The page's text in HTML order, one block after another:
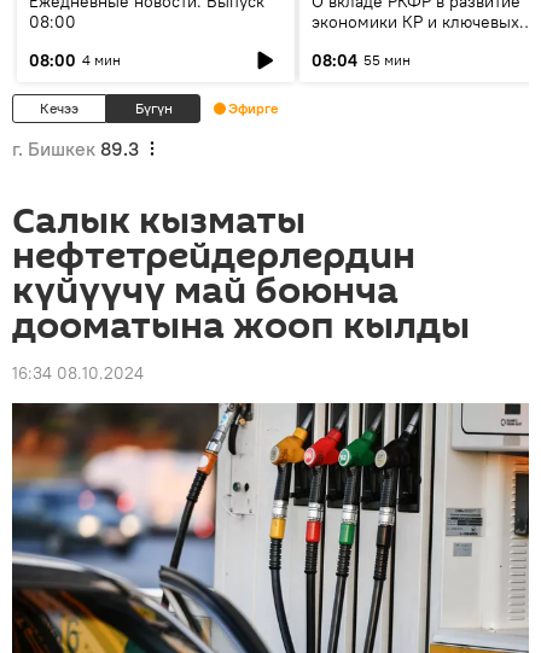
08:00
08:00 4 мин
экономики КР и ключевых
08:04 55 мин
Кечээ Бүгүн Эфирге
г. Бишкек 89.3
Салык кызматы
нефтетрейдерлердин
күйүүчү май боюнча
дооматына жооп кылды
16:34 08.10.2024